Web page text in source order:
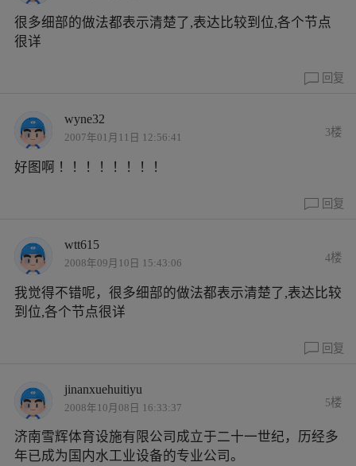
很多细部的做法都表示清楚了,表达比较到位,各个节点
很详
回复
wyne32
2007年01月11日 12:56:41 3楼
好图啊 ！！！！！！！！
回复
wtt615
2008年09月10日 15:43:06 4楼
我觉得不错呢，很多细部的做法都表示清楚了,表达比较
到位,各个节点很详
回复
jinanxuehuitiyu
2008年10月08日 16:33:37 5楼
济南雪辉体育设施有限公司成立于二十一世纪，历经多
年已成为国内水工业设备的专业公司。